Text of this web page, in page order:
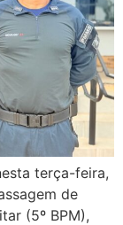
terça-feira,
de
(5º BPM),